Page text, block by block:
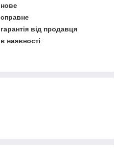
нове
справне
гарантія від продавця
в наявності